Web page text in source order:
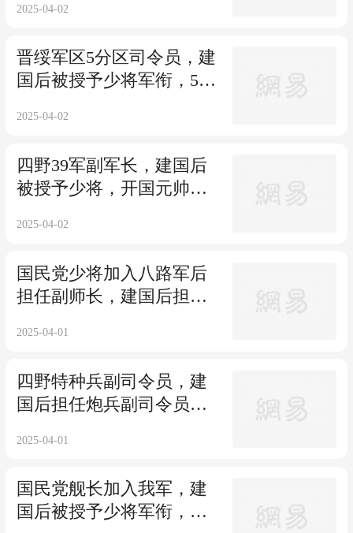
2025-04-02
晋绥军区5分区司令员，建
国后被授予少将军衔，51
2025-04-02
四野39军副军长，建国后
被授予少将，开国元帅：
2025-04-02
国民党少将加入八路军后
担任副师长，建国后担任
2025-04-01
四野特种兵副司令员，建
国后担任炮兵副司令员，
2025-04-01
国民党舰长加入我军，建
国后被授予少将军衔，晚